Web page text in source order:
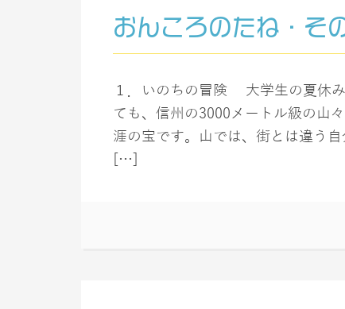
おんころのたね・そ
１．いのちの冒険 大学生の夏休
ても、信州の3000メートル級の山
涯の宝です。山では、街とは違う
[…]